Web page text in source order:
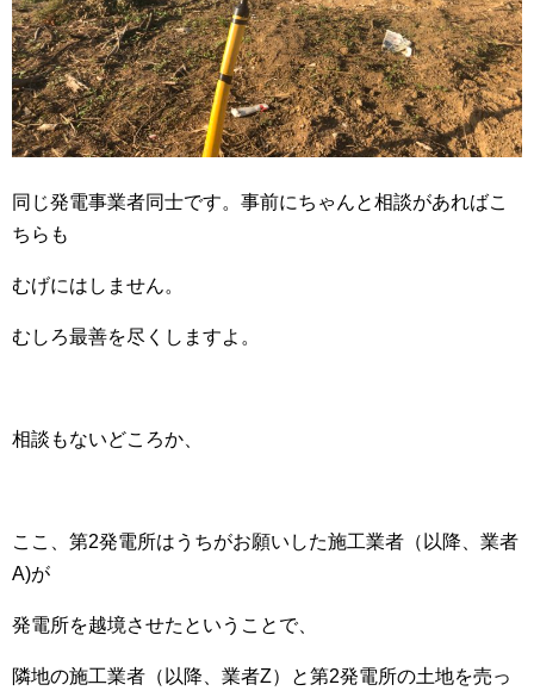
同じ発電事業者同士です。事前にちゃんと相談があればこ
ちらも
むげにはしません。
むしろ最善を尽くしますよ。
相談もないどころか、
ここ、第2発電所はうちがお願いした施工業者（以降、業者
A)が
発電所を越境させたということで、
隣地の施工業者（以降、業者Z）と第2発電所の土地を売っ